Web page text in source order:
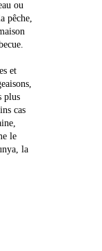
ou
pêche,
et
plus
cas
le
la